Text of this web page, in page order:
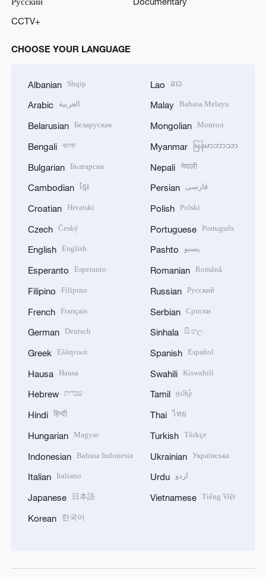
CCTV+
CHOOSE YOUR LANGUAGE
Albanian Shqip
Arabic العربية
Belarusian Беларуская
Bengali বাংলা
Bulgarian Български
Cambodian ខ្មែរ
Croatian Hrvatski
Czech Český
English English
Esperanto Esperanto
Filipino Filipino
French Français
German Deutsch
Greek Ελληνικά
Hausa Hausa
Hebrew עברית
Hindi हिन्दी
Hungarian Magyar
Indonesian Bahasa Indonesia
Italian Italiano
Japanese 日本語
Korean 한국어
Lao ລາວ
Malay Bahasa Melayu
Mongolian Монгол
Myanmar မြန်မာဘာသာ
Nepali नेपाली
Persian فارسی
Polish Polski
Portuguese Português
Pashto پښتو
Romanian Română
Russian Русский
Serbian Српски
Sinhala සිංහල
Spanish Español
Swahili Kiswahili
Tamil தமிழ்
Thai ไทย
Turkish Türkçe
Ukrainian Українська
Urdu اردو
Vietnamese Tiếng Việt